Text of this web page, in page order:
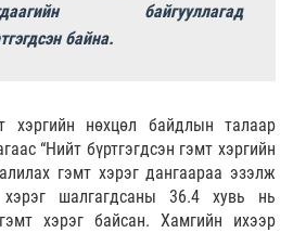
байгууллагад
байна.
хэргийн нөхцөл байдлын талаар
“Нийт бүртгэгдсэн гэмт хэргийн
гэмт хэрэг дангаараа эзэлж
шалгагдсаны 36.4 хувь нь
хэрэг байсан. Хамгийн ихээр